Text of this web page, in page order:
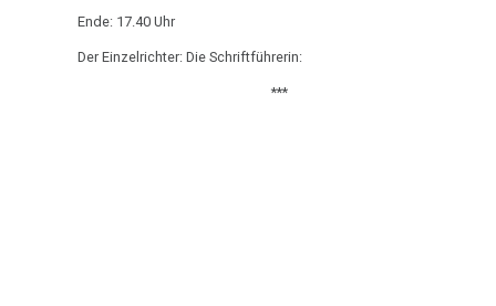
Ende: 17.40 Uhr
Der Einzelrichter: Die Schriftführerin:
***